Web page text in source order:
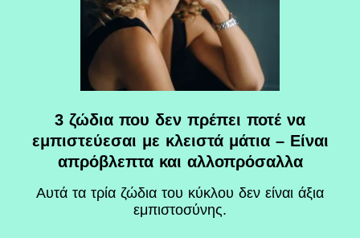
3 ζώδια που δεν πρέπει ποτέ να
εμπιστεύεσαι με κλειστά μάτια – Είναι
απρόβλεπτα και αλλοπρόσαλλα
Αυτά τα τρία ζώδια του κύκλου δεν είναι άξια
εμπιστοσύνης.